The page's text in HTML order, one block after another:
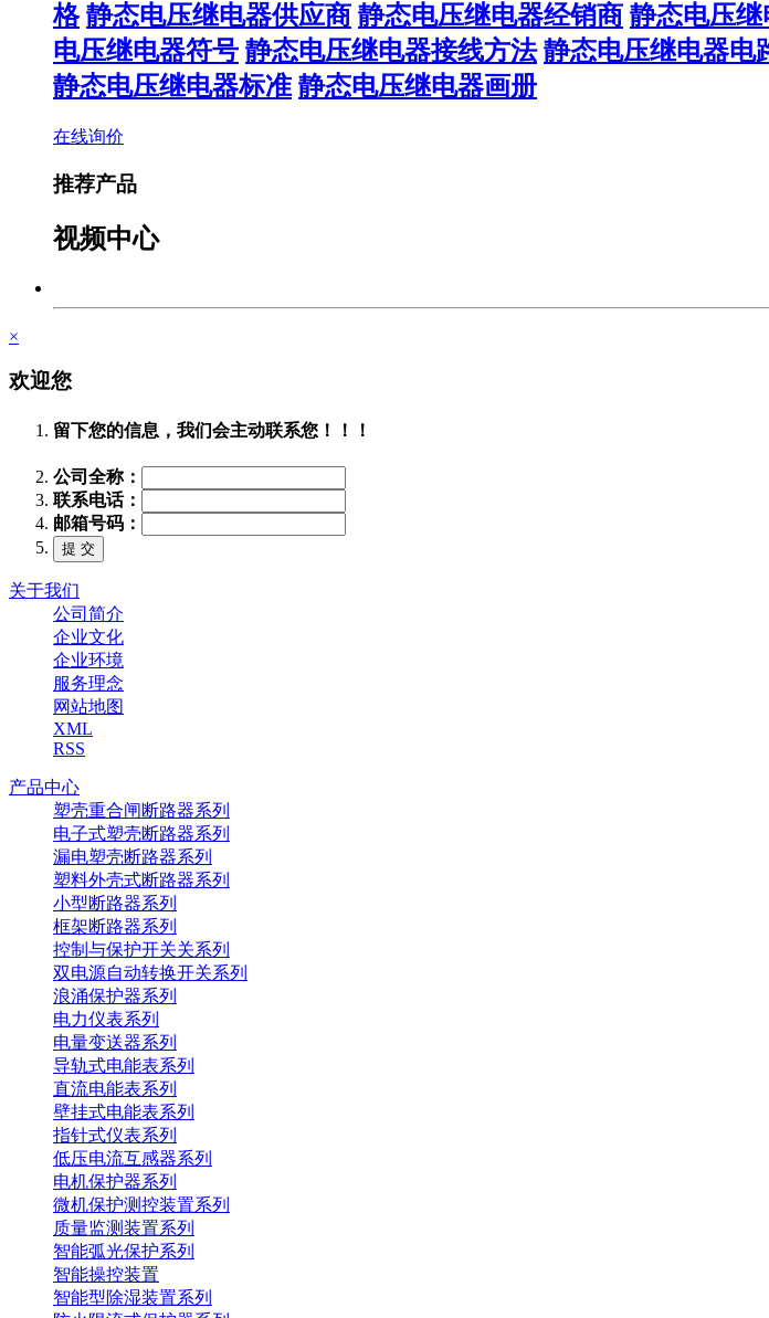
格 静态电压继电器供应商 静态电压继电器经销商 静态电压
电压继电器符号 静态电压继电器接线方法 静态电压继电器电
静态电压继电器标准 静态电压继电器画册
在线询价
推荐产品
视频中心
×
欢迎您
留下您的信息，我们会主动联系您！！！
公司全称：
联系电话：
邮箱号码：
关于我们
公司简介
企业文化
企业环境
服务理念
网站地图
XML
RSS
产品中心
塑壳重合闸断路器系列
电子式塑壳断路器系列
漏电塑壳断路器系列
塑料外壳式断路器系列
小型断路器系列
框架断路器系列
控制与保护开关关系列
双电源自动转换开关系列
浪涌保护器系列
电力仪表系列
电量变送器系列
导轨式电能表系列
直流电能表系列
壁挂式电能表系列
指针式仪表系列
低压电流互感器系列
电机保护器系列
微机保护测控装置系列
质量监测装置系列
智能弧光保护系列
智能操控装置
智能型除湿装置系列